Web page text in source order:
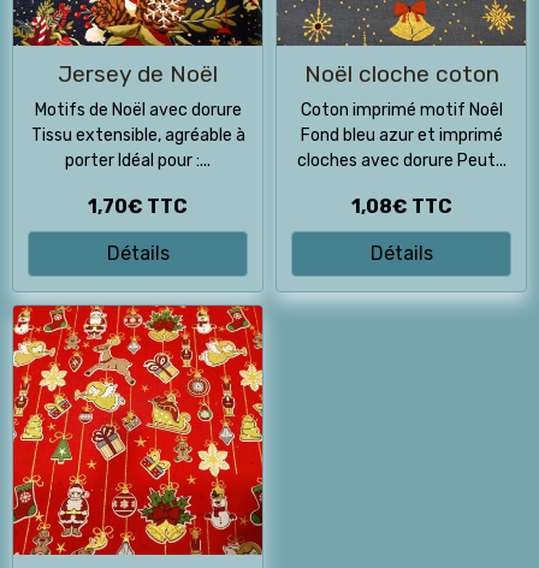
Jersey de Noël
Motifs de Noël avec dorure
Tissu extensible, agréable à
porter Idéal pour :...
1,70€ TTC
Détails
Noël cloche coton
Coton imprimé motif Noêl
Fond bleu azur et imprimé
cloches avec dorure Peut...
1,08€ TTC
Détails